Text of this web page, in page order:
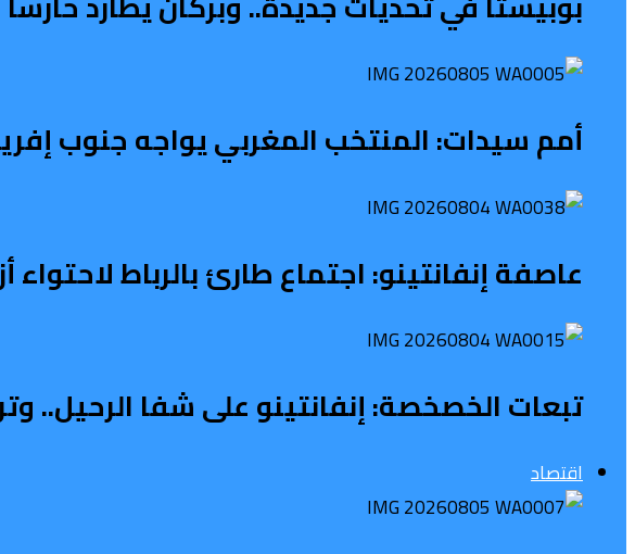
أمم سيدات: المنتخب المغربي يواجه جنوب
عاصفة إنفانتينو: اجتماع طارئ بالرباط
تبعات الخصخصة: إنفانتينو على شفا الرحيل..
اقتصاد